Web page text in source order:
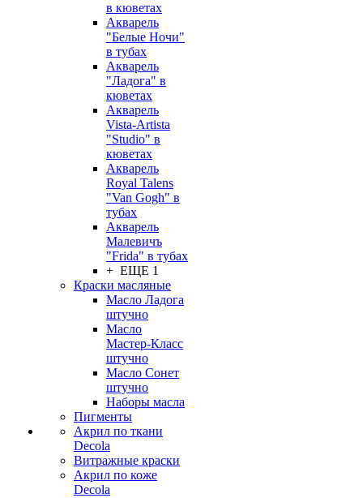
в кюветах
Акварель
"Белые Ночи"
в тубах
Акварель
"Ладога" в
кюветах
Акварель
Vista-Artista
"Studio" в
кюветах
Акварель
Royal Talens
"Van Gogh" в
тубах
Акварель
Малевичъ
"Frida" в тубах
+ ЕЩЕ 1
Краски масляные
Масло Ладога
штучно
Масло
Мастер-Класс
штучно
Масло Сонет
штучно
Наборы масла
Пигменты
Акрил по ткани
Decola
Витражные краски
Акрил по коже
Decola